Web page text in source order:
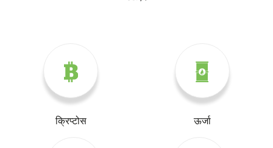
क्रिप्टोस ऊर्जा